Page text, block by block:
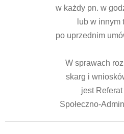
w każdy pn. w
lub w innym
po uprzednim
W sprawach
skarg i
jest
Społeczno-